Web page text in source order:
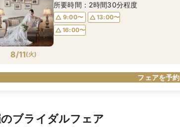
8/11(火)
所要時間：2時間30分程度
9:00〜
13:00〜
16:00〜
フェアを予約
ブライダルフェア